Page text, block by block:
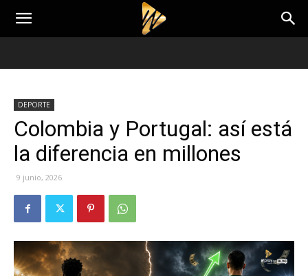
DEPORTE
Colombia y Portugal: así está
la diferencia en millones
9 junio, 2026